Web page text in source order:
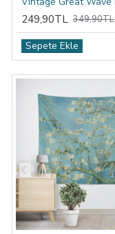
249,90TL 349,90TL
Sepete Ekle